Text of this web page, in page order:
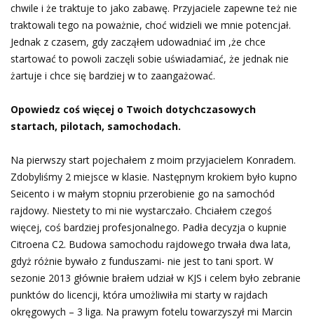
chwile i że traktuje to jako zabawę. Przyjaciele zapewne też nie
traktowali tego na poważnie, choć widzieli we mnie potencjał.
Jednak z czasem, gdy zacząłem udowadniać im ,że chce
startować to powoli zaczęli sobie uświadamiać, że jednak nie
żartuje i chce się bardziej w to zaangażować.
Opowiedz coś więcej o Twoich dotychczasowych
startach, pilotach, samochodach.
Na pierwszy start pojechałem z moim przyjacielem Konradem.
Zdobyliśmy 2 miejsce w klasie. Następnym krokiem było kupno
Seicento i w małym stopniu przerobienie go na samochód
rajdowy. Niestety to mi nie wystarczało. Chciałem czegoś
więcej, coś bardziej profesjonalnego. Padła decyzja o kupnie
Citroena C2. Budowa samochodu rajdowego trwała dwa lata,
gdyż różnie bywało z funduszami- nie jest to tani sport. W
sezonie 2013 głównie brałem udział w KJS i celem było zebranie
punktów do licencji, która umożliwiła mi starty w rajdach
okręgowych – 3 liga. Na prawym fotelu towarzyszył mi Marcin